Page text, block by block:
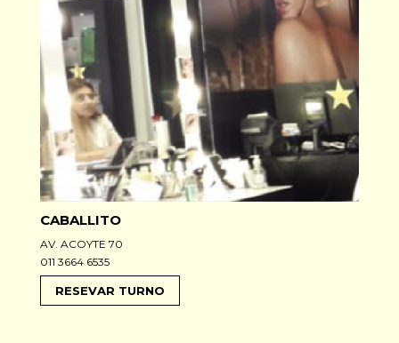
CABALLITO
AV. ACOYTE 70
011 3664 6535
RESEVAR TURNO